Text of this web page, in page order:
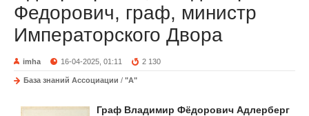
Федорович, граф, министр
Императорского Двора
imha 16-04-2025, 01:11 2 130
База знаний Ассоциации / "А"
Граф Владимир Фёдорович Адлерберг